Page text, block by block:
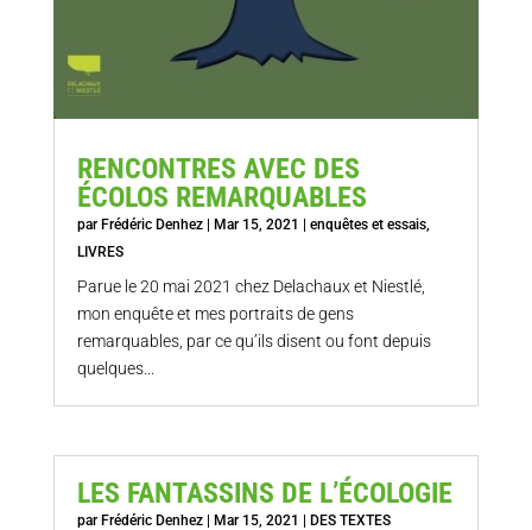
RENCONTRES AVEC DES
ÉCOLOS REMARQUABLES
par Frédéric Denhez| Mar 15, 2021 enquêtes et essais,
LIVRES
Parue le 20 mai 2021 chez Delachaux et Niestlé,
mon enquête et mes portraits de gens
remarquables, par ce qu’ils disent ou font depuis
quelques...
LES FANTASSINS DE L’ÉCOLOGIE
par Frédéric Denhez| Mar 15, 2021 DES TEXTES